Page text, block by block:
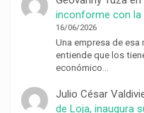
inconforme con la
16/06/2026
Una empresa de
entiende que los
económico…
Julio César
de Loja, inaugura